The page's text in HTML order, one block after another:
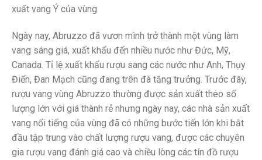
xuất vang Ý của vùng.
Ngày nay, Abruzzo đã vươn mình trở thành một vùng làm
vang sáng giá, xuất khẩu đến nhiều nước như Đức, Mỹ,
Canada. Tỉ lệ xuất khẩu rượu sang các nước như Anh, Thụy
Điển, Đan Mạch cũng đang trên đà tăng trưởng. Trước đây,
rượu vang vùng Abruzzo thường được sản xuất theo số
lượng lớn với giá thành rẻ nhưng ngày nay, các nhà sản xuất
vang nổi tiếng của vùng đã có những bước tiến lớn khi bắt
đầu tập trung vào chất lượng rượu vang, được các chuyên
gia rượu vang đánh giá cao và chiều lòng các tín đồ rượu